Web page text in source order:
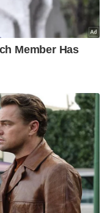
tidak
lebih sesuai
dan faktor
haram dikenal
termasuk tujuh
yang belum
ketika ini.
kerajaan.